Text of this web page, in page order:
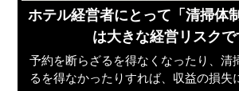
ホテル経営者にとって「清掃体
は大きな経営リスクで
予約を断らざるを得なくなったり、清
るを得なかったりすれば、収益の損失